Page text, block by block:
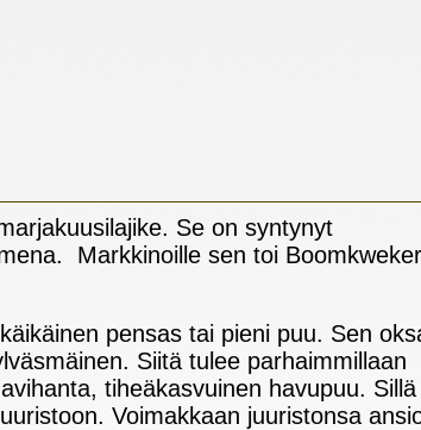
Se on syntynyt
Markkinoille sen toi
pensas tai pieni puu. Sen
Siitä tulee parhaimmillaan
tiheäkasvuinen havupuu.
Voimakkaan juuristonsa